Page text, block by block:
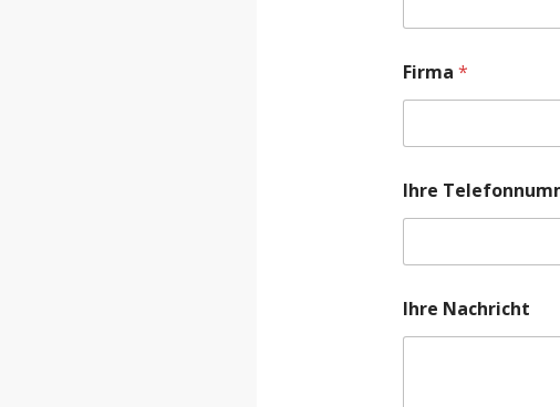
Firma *
Ihre
Ihre Nachricht